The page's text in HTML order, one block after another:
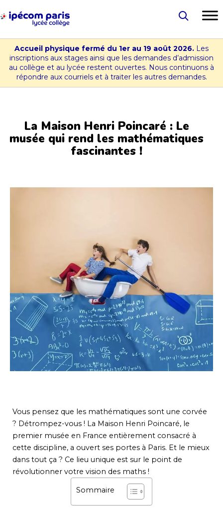
au
Collège
Ipécom
Paris
Accueil physique fermé du 1er au 19 août 2026. Les
inscriptions aux stages ainsi que les demandes d’admission
au collège et au lycée restent ouvertes. Nous continuons à
répondre aux courriels et à traiter les autres demandes.
La Maison Henri Poincaré : Le
musée qui rend les mathématiques
fascinantes !
Vous pensez que les mathématiques sont une corvée
? Détrompez-vous ! La Maison Henri Poincaré, le
premier musée en France entièrement consacré à
cette discipline, a ouvert ses portes à Paris. Et le mieux
dans tout ça ? Ce lieu unique est sur le point de
révolutionner votre vision des maths !
Sommaire